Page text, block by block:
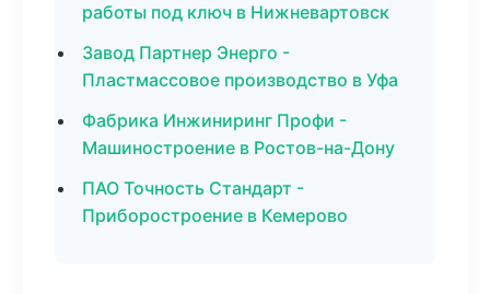
работы под ключ в Нижневартовск
Завод Партнер Энерго -
Пластмассовое производство в Уфа
Фабрика Инжиниринг Профи -
Машиностроение в Ростов-на-Дону
ПАО Точность Стандарт -
Приборостроение в Кемерово